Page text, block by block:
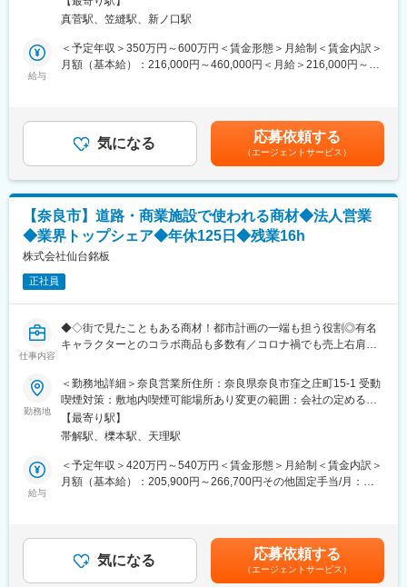
海外ビジネスにも携われる仕事です。
＜成長できる環境＞
営業経験がない方でも先輩社員が並走しながらOJTを行います。
■当社の特徴：
当社はフィリピンやUAEなど世界各国の独自ネットワークを持
ち、世界中のエンドユーザーまで中古車両をお届けしておりま
す。お客様の中古トラックを価値ある商品として扱わせて頂きな
がら世界の発展に貢献していきます。
【こんな方を歓迎します】
・営業にチャレンジしたい方
・車やトラックに興味がある方
■以下の経験があれば活かせます。
・法人営業
・運行管理
・配車担当
・整備士
・中古車販売
・トラックディーラー
変更の範囲：会社の定める業務
にあわせて配属先は決定します。
【1】拠点配属
ユーザー機及び自社保有の大型重機（油圧ショベルなど）や建設
工事車両（高所作業車・ダンプなど)や工事用機械類（発電機・水
中ポンプなど）の点検と整備をお任せします。比較的軽微な整備
ちする等の業務も発生します。
【2】整備工場配属
整備工場では各営業所では対応しづらい重整備を担っています。
うこともございます。
■手厚い教育体制で安心
入社後はOJTがメインで簡単な点検や整備から徐々に担当頂き経
換やフィルター交換等、基礎業務から順に技術を磨いて頂きま
す。
コベルコベーシックスクール：基礎知識(導入教育/クレーン基礎/
エンジン基礎/部品基礎)の習得。
客対応等)を習得。
またフォークリフトや小物建設機械、移動式クレーンに関しての
資格取得費用や、各種教習については会社負担で受けることがで
きます。昨今重機のIoT化が進んでおり衝突軽減システムや遠隔操
くことができます。
■就業環境
8割負担します。※社内規定あり
真菅駅、笠縫駅、新ノ口駅
給与
＜予定年収＞350万円～600万円＜賃金形態＞月給制＜賃金内訳＞
月額（基本給）：216,000円～460,000円＜月給＞216,000円～
3.5ヶ月分賃金はあくまでも目安の金額であり、選考を通じて上下
する可能性があります。月給(月額)は固定手当を含めた表記です。
気になる 応募依頼する
（エージェントサービス）
【奈良市】道路・商業施設で使われる商材◆法人営業
◆業界トップシェア◆年休125日◆残業16h
株式会社仙台銘板
正社員
仕事内容
◆◇街で見たこともある商材！都市計画の一端も担う役割◎有名
キャラクターとのコラボ商品も多数有／コロナ禍でも売上右肩上
1969年創業の防災、保安用品を扱う老舗商社で、大手・地元建設
会社向けに提案営業をお任せします。
■営業内容：【変更の範囲：会社の定める業務】
・主にはルート営業として、既存顧客に対して新しい工事現場や
イベントなどで必要な保安用品の提案を行います
・業界トップシェアのため、顧客先からお声がけを頂くこともあ
りますが、定期的な接点を通じてニーズをキャッチしていきます
■製品：
「50ｍ先工事中」などの看板、カラーコーン、安全ベスト、有名
キャラクターのガードフェンスなどの保安用品
勤務地
＜勤務地詳細＞奈良営業所住所：奈良県奈良市窪之庄町15-1 受動
喫煙対策：敷地内喫煙可能場所あり変更の範囲：会社の定める事
業所
【最寄り駅】
帯解駅、櫟本駅、天理駅
給与
＜予定年収＞420万円～540万円＜賃金形態＞月給制＜賃金内訳＞
月額（基本給）：205,900円～266,700円その他固定手当/月：
業手当＞有＜給与補足＞※経験・能力を考慮の上、決定いたしま
す。■昇給：年1回(7月) ■賞与：年2回(7月・12月) ■別途会社業績
に応じて決算賞与有賃金はあくまでも目安の金額であり、選考を
気になる 応募依頼する
（エージェントサービス）